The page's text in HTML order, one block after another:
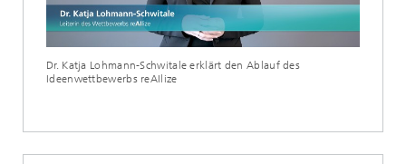
Video
Dr. Katja Lohmann-Schwitale erklärt den Ablauf des
Ideenwettbewerbs reAIlize